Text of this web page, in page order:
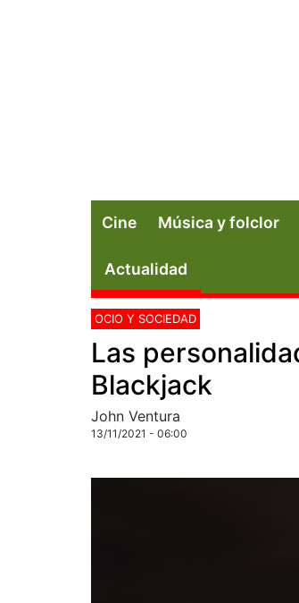
Cine Música y folclor
Actualidad
OCIO Y SOCIEDAD
Las
Blackjack
John Ventura
13/11/2021 - 06:00